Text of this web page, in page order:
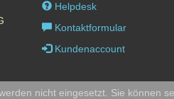
Helpdesk
Kontaktformular
Kundenaccount
nicht eingesetzt. Sie können